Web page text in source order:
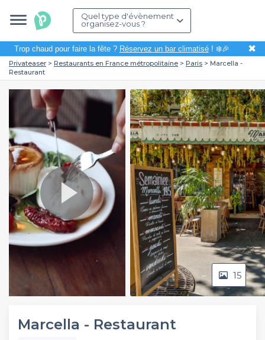
Quel type d'évènement
organisez-vous ?
Trop chaud pour faire la fête ? Réservez un bar climatisé! ❄️🎉 ✖
Privateaser Restaurants en France métropolitaine Paris
Marcella -
Restaurant
Play
Video
15
Marcella - Restaurant